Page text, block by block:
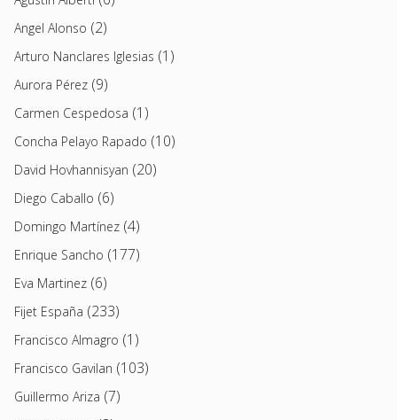
Angel Alonso (2)
Arturo Nanclares Iglesias (1)
Aurora Pérez (9)
Carmen Cespedosa (1)
Concha Pelayo Rapado (10)
David Hovhannisyan (20)
Diego Caballo (6)
Domingo Martínez (4)
Enrique Sancho (177)
Eva Martinez (6)
Fijet España (233)
Francisco Almagro (1)
Francisco Gavilan (103)
Guillermo Ariza (7)